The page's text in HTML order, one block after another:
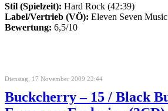
Stil (Spielzeit): Hard Rock (42:39)
Label/Vertrieb (VÖ): Eleven Seven
Bewertung: 6,5/10
Dienstag, 17 November 2009 22:44
Buckcherry – 15 / Black